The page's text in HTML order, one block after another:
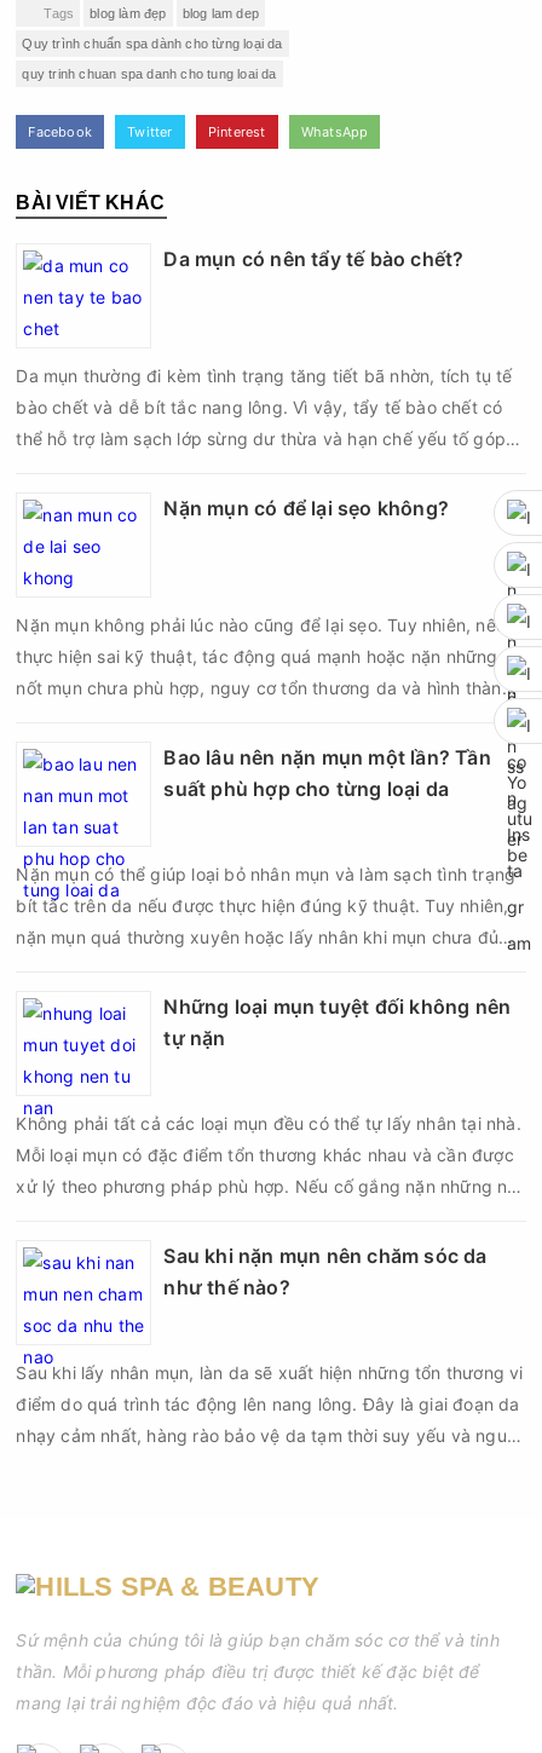
Tags blog làm đẹp blog lam dep
Quy trình chuẩn spa dành cho từng loại da
quy trinh chuan spa danh cho tung loai da
Facebook Twitter Pinterest WhatsApp
BÀI VIẾT KHÁC
Da mụn có nên tẩy tế bào chết?
Da mụn thường đi kèm tình trạng tăng tiết bã nhờn, tích tụ tế
bào chết và dễ bít tắc nang lông. Vì vậy, tẩy tế bào chết có
thể hỗ trợ làm sạch lớp sừng dư thừa và hạn chế yếu tố góp
mụn càng tẩy nhiều càng tốt. Lựa chọn sai sản phẩm, chà xát
quá mạnh hoặc tẩy tế bào chết quá thường xuyên có thể làm
tổn thương hàng rào bảo vệ da, tăng kích ứng và khiến các
nốt mụn viêm trở nên khó kiểm soát hơn. Vậy da mụn có nên
tẩy tế bào chết không, nên chọn loại nào và bao nhiêu lần mỗi
tuần?
Nặn mụn có để lại sẹo không?
Nặn mụn không phải lúc nào cũng để lại sẹo. Tuy nhiên, nếu
thực hiện sai kỹ thuật, tác động quá mạnh hoặc nặn những
nốt mụn chưa phù hợp, nguy cơ tổn thương da và hình thành
sẹo có thể tăng lên đáng kể. Đặc biệt, với mụn viêm, mụn bọc
hoặc mụn nang nằm sâu dưới da, việc cố gắng lấy nhân bằng
tay có thể làm tổn thương cấu trúc da thay vì giúp mụn nhanh
chứng?
Bao lâu nên nặn mụn một lần? Tần
suất phù hợp cho từng loại da
Nặn mụn có thể giúp loại bỏ nhân mụn và làm sạch tình trạng
bít tắc trên da nếu được thực hiện đúng kỹ thuật. Tuy nhiên,
nặn mụn quá thường xuyên hoặc lấy nhân khi mụn chưa đủ
thâm sẹo. Vì vậy, bao lâu nên nặn mụn một lần là vấn đề được
nhiều người quan tâm khi xây dựng routine chăm sóc da. Tần
phục hồi của da.
Những loại mụn tuyệt đối không nên
tự nặn
Không phải tất cả các loại mụn đều có thể tự lấy nhân tại nhà.
Mỗi loại mụn có đặc điểm tổn thương khác nhau và cần được
xử lý theo phương pháp phù hợp. Nếu cố gắng nặn những nốt
nên nghiêm trọng hơn, làm tăng nguy cơ nhiễm trùng, để lại
thâm hoặc sẹo khó phục hồi.
Sau khi nặn mụn nên chăm sóc da
như thế nào?
Sau khi lấy nhân mụn, làn da sẽ xuất hiện những tổn thương vi
điểm do quá trình tác động lên nang lông. Đây là giai đoạn da
nhạy cảm nhất, hàng rào bảo vệ da tạm thời suy yếu và nguy
biến chứng về sau.
Sứ mệnh của chúng tôi là giúp bạn chăm sóc cơ thể và tinh
thần. Mỗi phương pháp điều trị được thiết kế đặc biệt để
mang lại trải nghiệm độc đáo và hiệu quả nhất.